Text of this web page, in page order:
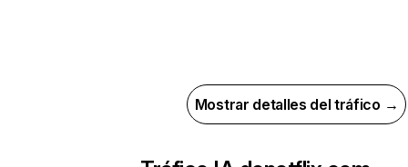
Mostrar detalles del tráfico →